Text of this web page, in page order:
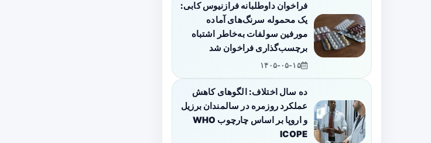
فراخوان داوطلبانه فرازنیوس کابی:
یک محموله سرنگ‌های آماده
مورفین سولفات به‌خاطر اشتباه
برچسب‌گذاری فراخوان شد
۱۴۰۵-۰۵-۱۵
ده سال اختلاف: الگوهای کاهش
عملکرد روزمره در سالمندان برزیل
و اروپا بر اساس چارچوب WHO
ICOPE